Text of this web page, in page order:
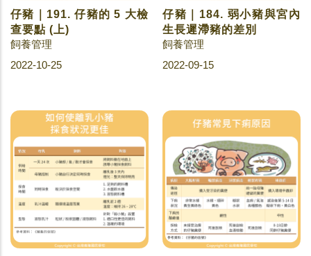
仔豬｜191. 仔豬的 5 大檢
查要點 (上)
飼養管理
2022-10-25
仔豬｜184. 弱小豬與宮內
生長遲滯豬的差別
飼養管理
2022-09-15